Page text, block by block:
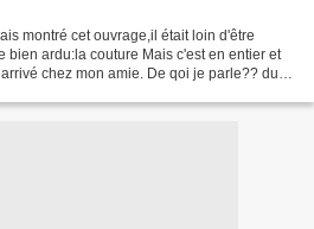
montré cet ouvrage,il était loin d'être
bien ardu:la couture Mais c'est en entier et
chez mon amie. De qoi je parle?? du